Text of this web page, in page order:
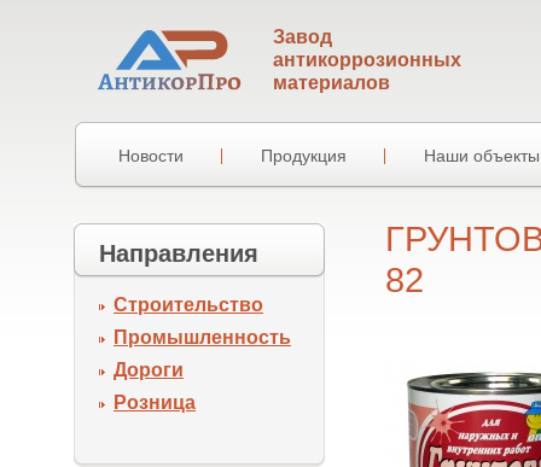
Завод
антикоррозионных
материалов
Новости Продукция Наши объекты
Направления
Строительство
Промышленность
Дороги
Розница
82